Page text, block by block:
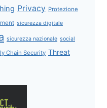
Privacy Protezione
sicurezza digitale
sicurezza nazionale social
Chain Security Threat